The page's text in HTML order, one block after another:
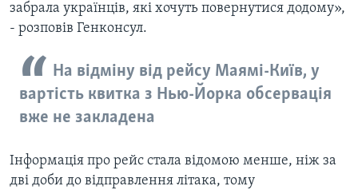
забрала українців, які хочуть повернутися додому»,
- розповів Генконсул.
На відміну від рейсу Маямі-Київ, у
вартість квитка з Нью-Йорка обсервація
вже не закладена
Інформація про рейс стала відомою менше, ніж за
дві доби до відправлення літака, тому